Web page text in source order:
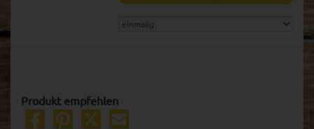
Produkt empfehlen